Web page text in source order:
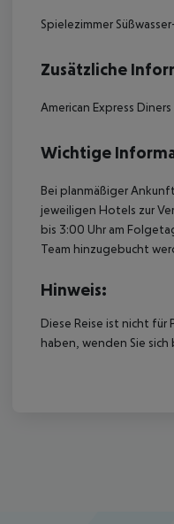
Spielezimmer
Zusätzliche
American Express
Wichtige
Bei planmäßiger
jeweiligen Hotels zur
bis 3:00 Uhr am
Team hinzugebucht
Hinweis:
Diese Reise ist nicht
haben, wenden Sie